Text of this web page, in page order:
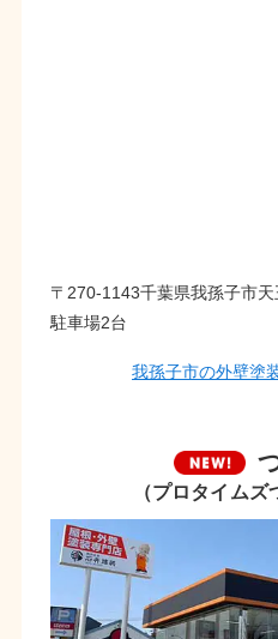
〒270-1143千葉県我孫子市
駐車場2台
我孫子市の外壁塗
（プロタイムズ